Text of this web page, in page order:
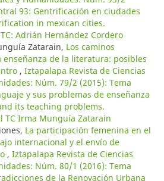
93: Gentrificación en ciudades
in mexican cities.
Adrián Hernández Cordero
Zatarain, Los caminos
enseñanza de la literatura: posibles
, Iztapalapa Revista de Ciencias
Núm. 79/2 (2015): Tema
y sus problemas de enseñanza
its teaching problems.
TC Irma Munguía Zatarain
La participación femenina en el
internacional y el envío de
, Iztapalapa Revista de Ciencias
Núm. 80/1 (2016): Tema
de la Renovación Urbana